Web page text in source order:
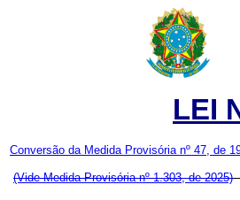
LEI
Conversão da Medida Provisória nº 47, de
(Vide Medida Provisória nº 1.303, de 2025)